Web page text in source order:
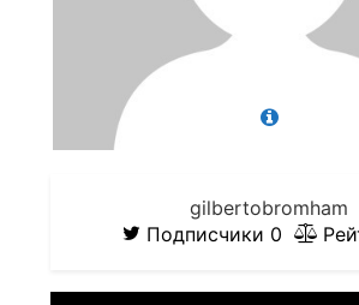
gilbertobromham
Подписчики 0